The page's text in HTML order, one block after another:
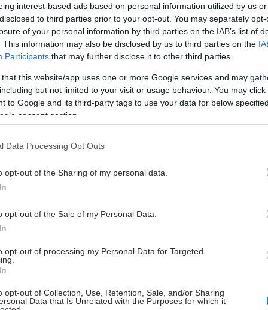
interest-based ads based on personal information utilized by us
to third parties prior to your opt-out. You may separately
of your personal information by third parties on the IAB’s list of
This information may also be disclosed by us to third parties on the
Participants that may further disclose it to other third parties.
that this website/app uses one or more Google services and may
but not limited to your visit or usage behaviour. You may
to Google and its third-party tags to use your data for below
consent section.
Data Processing Opt Outs
opt-out of the Sharing of my personal data.
opt-out of the Sale of my Personal Data.
opt-out of processing my Personal Data for Targeted
opt-out of Collection, Use, Retention, Sale, and/or Sharing
Data that Is Unrelated with the Purposes for which it
ασφάλειας που εφαρμόζεται στο Υγεία. Το
Υγεία διαθέτει από το 2010 τη Χρυσή Σφραγίδα
Joint Commission International (JCI), μία από τις
διεθνείς διαπιστεύσεις για την ποιότητα και την
ο Διευθυντής της Α’ Χειρουργικής Κλινικής του
Ιωσήφ Χρυσοχέρης, ανέφερε: «Η πιστοποίηση
μας ως Κέντρο Αριστείας έως το 2029 αποτελεί
να προσφέρουμε εξατομικευμένη και υψηλού
φροντίδα, αξιοποιώντας τις πλέον
τεχνικές και την εξειδικευμένη εμπειρία της ομάδας
και η διασφάλιση της καλύτερης δυνατής
για κάθε ασθενή, μέσα από ένα ολοκληρωμένο και